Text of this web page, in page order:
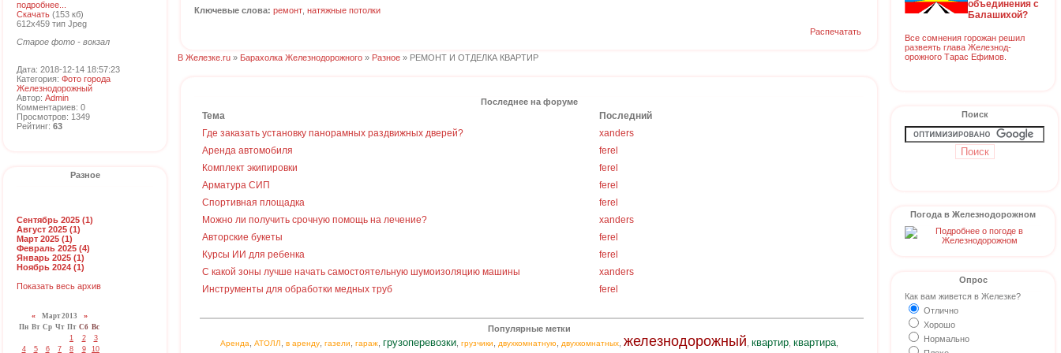
подробнее...
Скачать (153 кб)
612x459 тип Jpeg
Старое фото - вокзал
Дата: 2018-12-14 18:57:23
Категория: Фото города
Железнодорожный
Автор: Admin
Комментариев: 0
Просмотров: 1349
Рейтинг: 63
Разное
Сентябрь 2025 (1)
Август 2025 (1)
Март 2025 (1)
Февраль 2025 (4)
Январь 2025 (1)
Ноябрь 2024 (1)
Показать весь архив
«Март 2013 »
Пн Вт Ср Чт Пт Сб Вс
1
2
3
4
5 6 7 8 9 10
Ключевые слова: ремонт натяжные потолки
Распечатать
В Железке.ru » Барахолка Железнодорожного » Разное » РЕМОНТ И ОТДЕЛКА КВАРТИР
Последнее на форуме
Тема
Последний
Где заказать установку панорамных раздвижных дверей?
xanders
Аренда автомобиля
ferel
Комплект экипировки
ferel
Арматура СИП
ferel
Спортивная площадка
ferel
Можно ли получить срочную помощь на лечение?
xanders
Авторские букеты
ferel
Курсы ИИ для ребенка
ferel
С какой зоны лучше начать самостоятельную шумоизоляцию машины
xanders
Инструменты для обработки медных труб
ferel
Популярные метки
Аренда АТОЛЛ в аренду, газели гараж, грузоперевозки, грузчики двухкомнатную двухкомнатных, железнодорожный квартир, квартира,
объединения с
Балашихой?
Все сомнения горожан решил
развеять глава Железнод-
орожного Тарас Ефимов.
Поиск
Погода в Железнодорожном
Опрос
Как вам живется в Железке?
Отлично
Хорошо
Нормально